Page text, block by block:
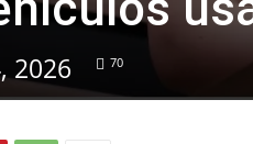
2026 70